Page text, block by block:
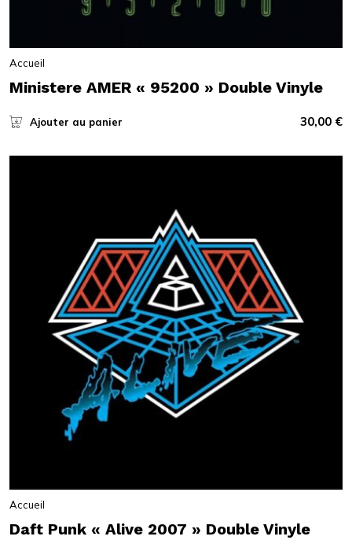
Accueil
Ministere AMER « 95200 » Double Vinyle
Ajouter au panier 30,00 €
Accueil
Daft Punk « Alive 2007 » Double Vinyle